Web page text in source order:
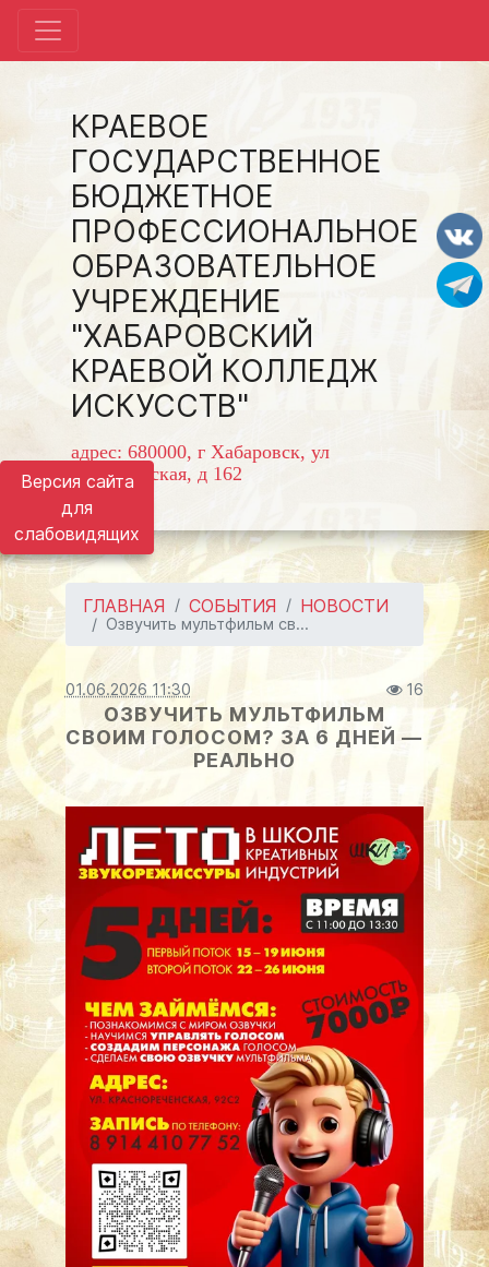
Версия сайта
для
слабовидящих
КРАЕВОЕ
ГОСУДАРСТВЕННОЕ
БЮДЖЕТНОЕ
ПРОФЕССИОНАЛЬНОЕ
ОБРАЗОВАТЕЛЬНОЕ
УЧРЕЖДЕНИЕ
"ХАБАРОВСКИЙ
КРАЕВОЙ КОЛЛЕДЖ
ИСКУССТВ"
адрес: 680000, г Хабаровск, ул
Волочаевская, д 162
ГЛАВНАЯ СОБЫТИЯ НОВОСТИ
Озвучить мультфильм св...
01.06.2026 11:30 16
ОЗВУЧИТЬ МУЛЬТФИЛЬМ
СВОИМ ГОЛОСОМ? ЗА 6 ДНЕЙ —
РЕАЛЬНО